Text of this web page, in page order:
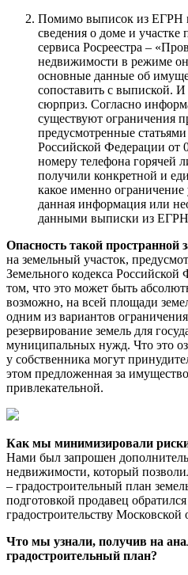
Помимо выписок из ЕГРН
сведения о доме и
сервиса Росреестра –
недвижимости в режиме
основные данные об
сопоставить с выпиской.
сюрприз. Согласно
существуют ограничения
предусмотренные
Российской Федерации от
номеру телефона горячей
получили конкретной и
какое именно
данная информация или
данными выписки из
Опасность такой пространной
на земельный участок,
Земельного кодекса
том, что это может быть
возможно, на всей площади
одним из вариантов ограничения
резервирование земель для
муниципальных нужд. Что это
у собственника могут
этом предложенная за
привлекательной.
Как мы минимизировали
Нами был запрошен
недвижимости, который
– градостроительный план
подготовкой продавец
градостроительству Московской
Что мы узнали, получив на
градостроительный план?